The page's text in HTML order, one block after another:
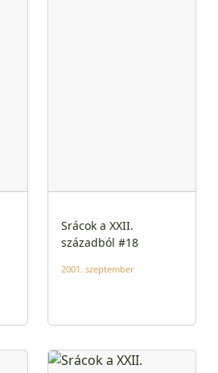
Srácok a XXII.
századból #18
2001. szeptember